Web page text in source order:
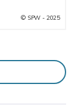
© SPW - 2025